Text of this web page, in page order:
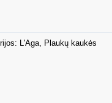
L'Aga, Plaukų kaukės